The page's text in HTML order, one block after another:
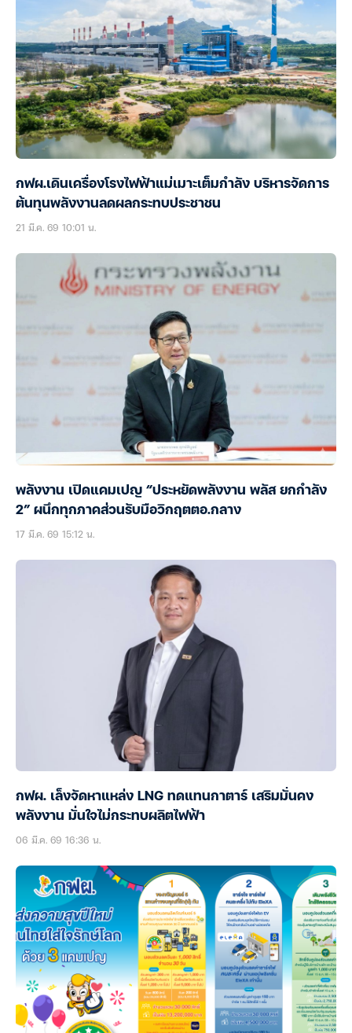
กฟผ.เดินเครื่องโรงไฟฟ้าแม่เมาะเต็มกำลัง บริหารจัดการ
ต้นทุนพลังงานลดผลกระทบประชาชน
21 มี.ค. 69 10:01 น.
พลังงาน เปิดแคมเปญ “ประหยัดพลังงาน พลัส ยกกำลัง
2” ผนึกทุกภาคส่วนรับมือวิกฤตตอ.กลาง
17 มี.ค. 69 15:12 น.
กฟผ. เล็งจัดหาแหล่ง LNG ทดแทนกาตาร์ เสริมมั่นคง
พลังงาน มั่นใจไม่กระทบผลิตไฟฟ้า
06 มี.ค. 69 16:36 น.